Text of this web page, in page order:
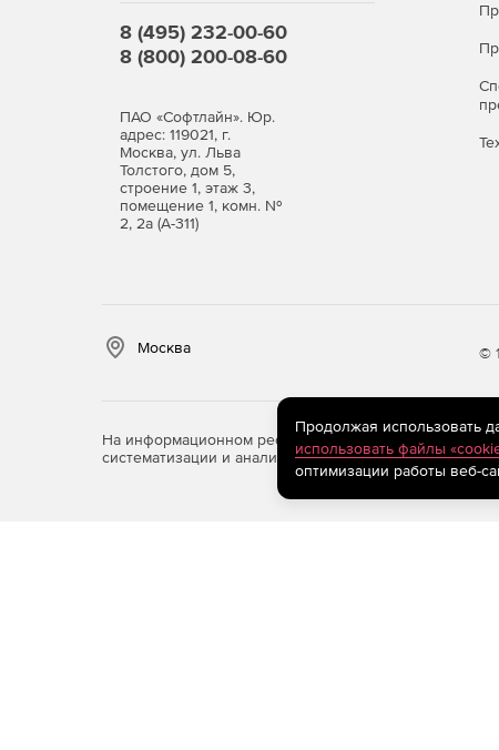
8 (495) 232-00-60
8 (800) 200-08-60
ПАО «Софтлайн». Юр.
адрес: 119021, г.
Москва, ул. Льва
Толстого, дом 5,
строение 1, этаж 3,
помещение 1, комн. №
2, 2а (А-311)
Москва ©
На информационном ресурсе store.softline.ru
систематизации и анализа сведений, относящихся к
Продолжая использовать
использовать файлы
оптимизации работы веб-